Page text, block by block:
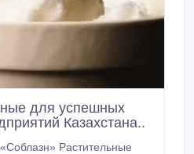
для успешных
Казахстана..
Растительные